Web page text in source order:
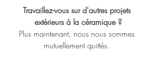
Travaillez-vous sur d'autres projets
extérieurs à la céramique ?
Plus maintenant, nous nous sommes
mutuellement quittés.